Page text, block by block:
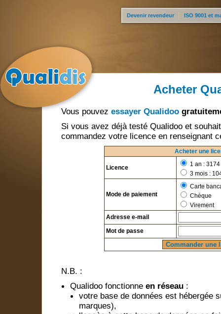
Devenir revendeur ISO 9001 et
Acheter
Vous pouvez essayer Qualidoo
Si vous avez déjà testé Qualidoo et
commandez votre licence en renseignant
Acheter une
Licence
1 an : 3174
3 mois :
Mode de paiement
Carte
Chèque
Virement
Adresse e-mail
Mot de passe
N.B. :
Qualidoo fonctionne en réseau :
votre base de données est hébergée
marques),